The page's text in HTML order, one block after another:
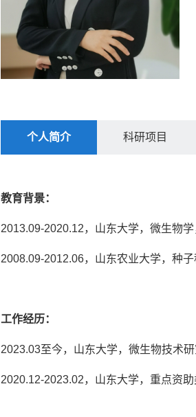
个人简介 科研项目
教育背景：
2013.09-2020.12，山东大学，微生物学
2008.09-2012.06，山东农业大学，种子
工作经历：
2023.03至今，山东大学，微生物技术研
2020.12-2023.02，山东大学，重点资助